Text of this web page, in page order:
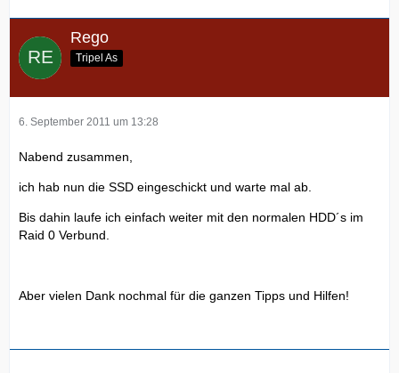
Rego
Tripel As
6. September 2011 um 13:28
Nabend zusammen,
ich hab nun die SSD eingeschickt und warte mal ab.
Bis dahin laufe ich einfach weiter mit den normalen HDD´s im
Raid 0 Verbund.
Aber vielen Dank nochmal für die ganzen Tipps und Hilfen!